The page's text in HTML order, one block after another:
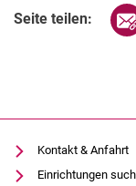
Seite teilen:
Kontakt & Anfahrt
Einrichtungen